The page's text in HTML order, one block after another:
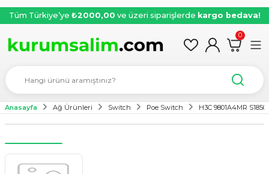
Tüm Türkiye’ye ₺2000,00 ve üzeri siparişlerde kargo bedava!
0
Anasayfa Ağ Ürünleri Switch Poe Switch H3C 9801A4MR